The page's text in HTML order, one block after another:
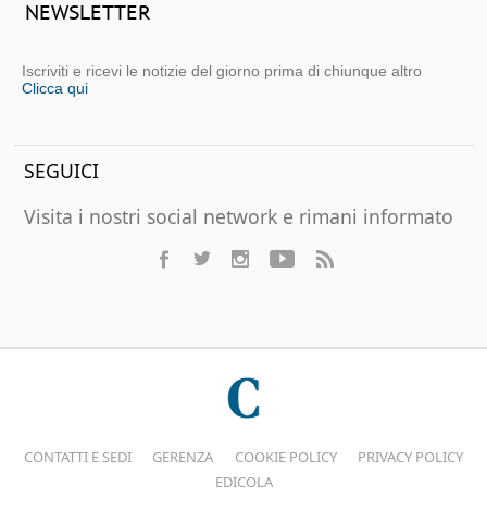
NEWSLETTER
Iscriviti e ricevi le notizie del giorno prima di chiunque altro
Clicca qui
SEGUICI
Visita i nostri social network e rimani informato
CONTATTI E SEDI GERENZA COOKIE POLICY
PRIVACY POLICY
EDICOLA